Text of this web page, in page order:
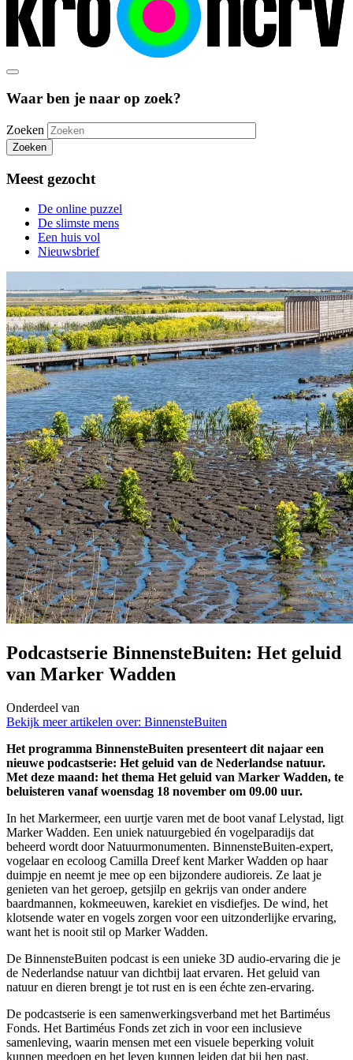
Waar ben je naar op zoek?
Zoeken
Zoeken
Meest gezocht
De online puzzel
De slimste mens
Een huis vol
Nieuwsbrief
Podcastserie BinnensteBuiten: Het geluid
van Marker Wadden
Onderdeel van
Bekijk meer artikelen over: BinnensteBuiten
Het programma BinnensteBuiten presenteert dit najaar een
nieuwe podcastserie: Het geluid van de Nederlandse natuur.
Met deze maand: het thema Het geluid van Marker Wadden, te
beluisteren vanaf woensdag 18 november om 09.00 uur.
In het Markermeer, een uurtje varen met de boot vanaf Lelystad, ligt
Marker Wadden. Een uniek natuurgebied én vogelparadijs dat
beheerd wordt door Natuurmonumenten. BinnensteBuiten-expert,
vogelaar en ecoloog Camilla Dreef kent Marker Wadden op haar
duimpje en neemt je mee op een bijzondere audioreis. Ze laat je
genieten van het geroep, getsjilp en gekrijs van onder andere
baardmannen, kokmeeuwen, karekiet en visdiefjes. De wind, het
klotsende water en vogels zorgen voor een uitzonderlijke ervaring,
want het is nooit stil op Marker Wadden.
De BinnensteBuiten podcast is een unieke 3D audio-ervaring die je
de Nederlandse natuur van dichtbij laat ervaren. Het geluid van
natuur en dieren brengt je tot rust en is een échte zen-ervaring.
De podcastserie is een samenwerkingsverband met het Bartiméus
Fonds. Het Bartiméus Fonds zet zich in voor een inclusieve
samenleving, waarin mensen met een visuele beperking voluit
kunnen meedoen en het leven kunnen leiden dat bij hen past.